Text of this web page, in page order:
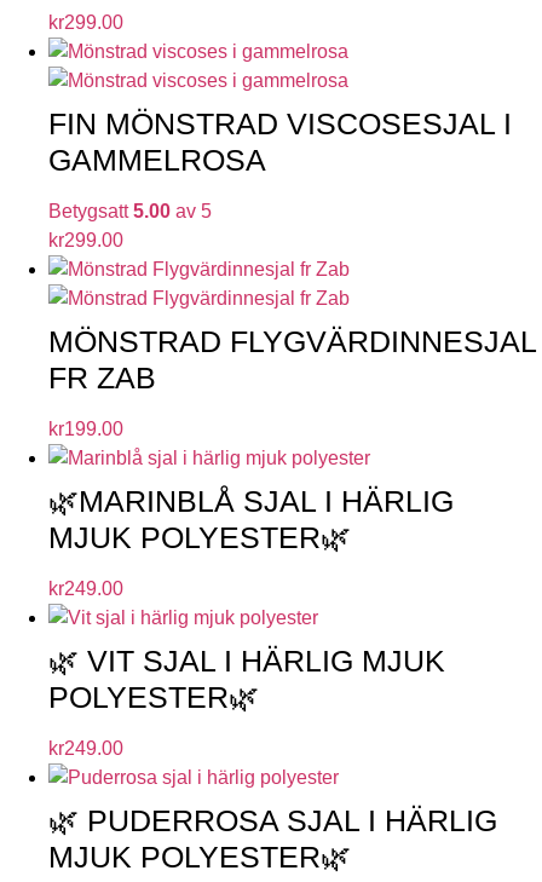
kr299.00
FIN MÖNSTRAD VISCOSESJAL I
GAMMELROSA
Betygsatt5.00 av 5
kr299.00
MÖNSTRAD FLYGVÄRDINNESJAL
FR ZAB
kr199.00
🌿MARINBLÅ SJAL I HÄRLIG
MJUK POLYESTER🌿
kr249.00
🌿 VIT SJAL I HÄRLIG MJUK
POLYESTER🌿
kr249.00
🌿 PUDERROSA SJAL I HÄRLIG
MJUK POLYESTER🌿